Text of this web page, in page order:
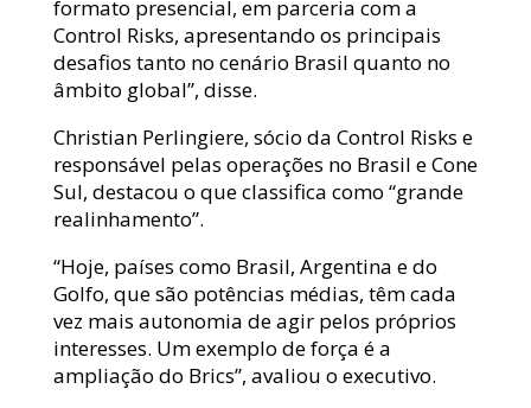
formato presencial, em parceria com a
Control Risks, apresentando os principais
desafios tanto no cenário Brasil quanto no
âmbito global”, disse.
Christian Perlingiere, sócio da Control Risks e
responsável pelas operações no Brasil e Cone
Sul, destacou o que classifica como “grande
realinhamento”.
“Hoje, países como Brasil, Argentina e do
Golfo, que são potências médias, têm cada
vez mais autonomia de agir pelos próprios
interesses. Um exemplo de força é a
ampliação do Brics”, avaliou o executivo.